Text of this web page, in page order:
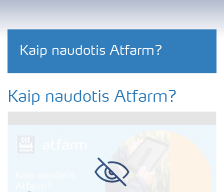
Kaip naudotis Atfarm?
Kaip naudotis Atfarm?